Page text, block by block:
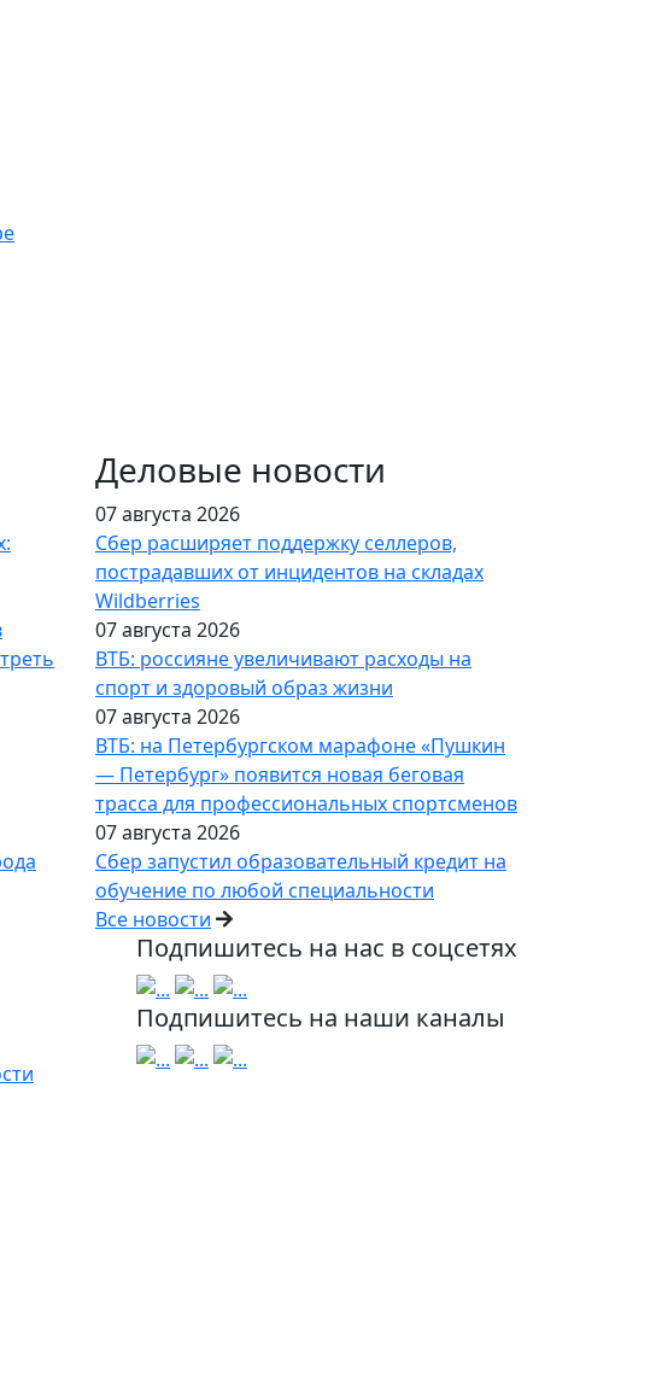
Деловые новости
07 августа 2026
Сбер расширяет поддержку селлеров,
пострадавших от инцидентов на складах
Wildberries
07 августа 2026
ВТБ: россияне увеличивают расходы на
спорт и здоровый образ жизни
07 августа 2026
ВТБ: на Петербургском марафоне «Пушкин
— Петербург» появится новая беговая
трасса для профессиональных спортсменов
07 августа 2026
Сбер запустил образовательный кредит на
обучение по любой специальности
Все новости
Подпишитесь на нас в соцсетях
Подпишитесь на наши каналы